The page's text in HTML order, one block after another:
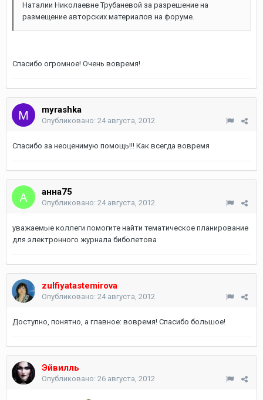
Наталии Николаевне Трубаневой за разрешение на
размещение авторских материалов на форуме.
Спасибо огромное! Очень вовремя!
myrashka
Опубликовано: 24 августа, 2012
Спасибо за неоценимую помощь!!! Как всегда вовремя
анна75
Опубликовано: 24 августа, 2012
уважаемые коллеги помогите найти тематическое планирование
для электронного журнала биболетова
zulfiyatastemirova
Опубликовано: 24 августа, 2012
Доступно, понятно, а главное: вовремя! Спасибо большое!
Эйвилль
Опубликовано: 26 августа, 2012